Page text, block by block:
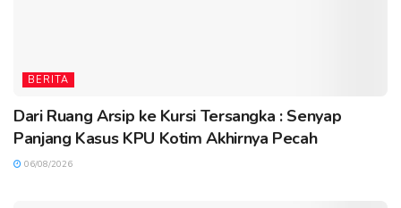
BERITA
Dari Ruang Arsip ke Kursi Tersangka : Senyap
Panjang Kasus KPU Kotim Akhirnya Pecah
06/08/2026